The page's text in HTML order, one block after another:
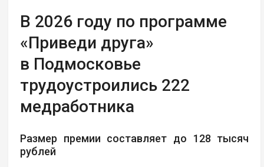
В 2026 году по программе
«Приведи друга»
в Подмосковье
трудоустроились 222
медработника
Размер премии составляет до 128 тысяч
рублей